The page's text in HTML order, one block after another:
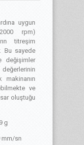
uygun
rpm)
titreşim
Bu sayede
değişimler
makinanın
ve
oluştuğu
g
sn